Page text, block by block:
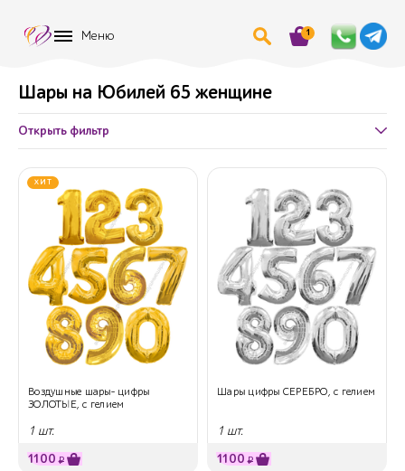
Меню 1
Шары на Юбилей 65 женщине
Открыть фильтр
ХИТ
Воздушные шары- цифры
ЗОЛОТЫЕ, с гелием
1 шт.
1100 ₽
Шары цифры СЕРЕБРО, с гелием
1 шт.
1100 ₽